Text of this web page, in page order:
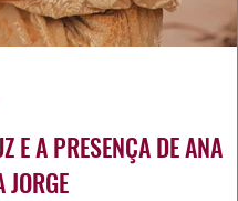
E A PRESENÇA DE ANA
JORGE